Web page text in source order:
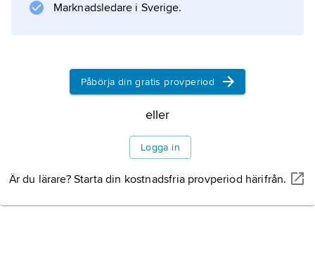
Marknadsledare i Sverige.
Påbörja din gratis provperiod
eller
Logga in
Är du lärare? Starta din kostnadsfria provperiod härifrån.